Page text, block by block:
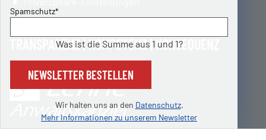
Pflichtfeld
Spamschutz*
Was ist die Summe aus 1 und 1?
NEWSLETTER BESTELLEN
Wir halten uns an den Datenschutz.
Mehr Informationen zu unserem Newsletter
TRANSPARENZ | KOMPETENZ | KONSEQUENZ